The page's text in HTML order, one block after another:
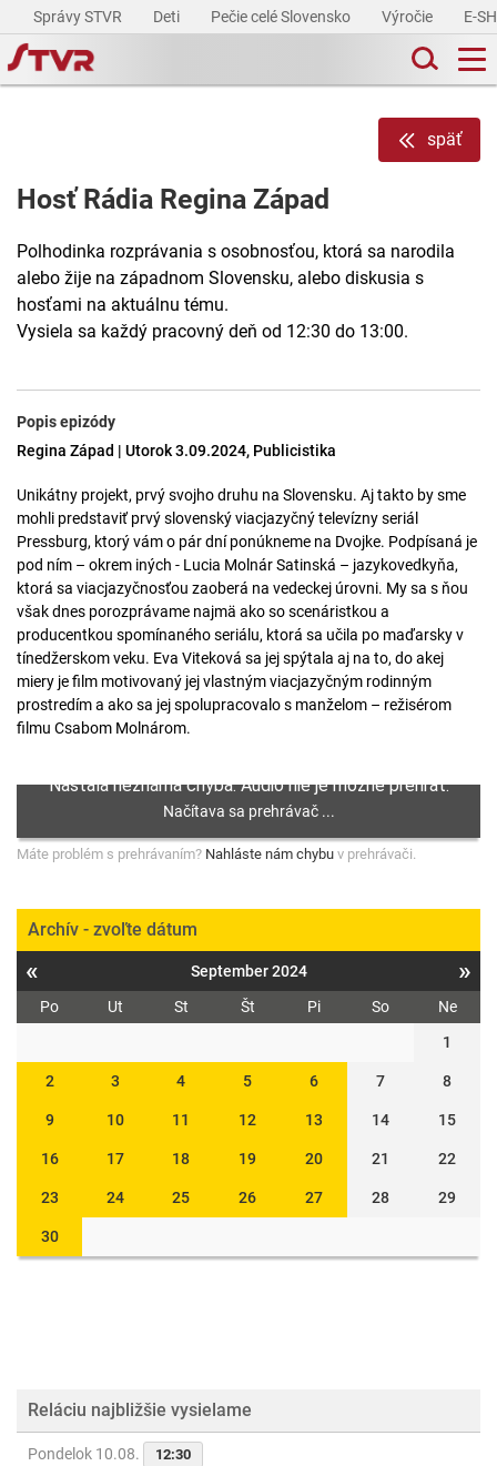
Správy STVR Deti Pečie celé Slovensko Výročie E-
späť
Hosť Rádia Regina Západ
Polhodinka rozprávania s osobnosťou, ktorá sa narodila
alebo žije na západnom Slovensku, alebo diskusia s
hosťami na aktuálnu tému.
Vysiela sa každý pracovný deň od 12:30 do 13:00.
Popis epizódy
Regina Západ | Utorok 3.09.2024, Publicistika
Unikátny projekt, prvý svojho druhu na Slovensku. Aj takto by sme
mohli predstaviť prvý slovenský viacjazyčný televízny seriál
Pressburg, ktorý vám o pár dní ponúkneme na Dvojke. Podpísaná je
pod ním – okrem iných - Lucia Molnár Satinská – jazykovedkyňa,
ktorá sa viacjazyčnosťou zaoberá na vedeckej úrovni. My sa s ňou
však dnes porozprávame najmä ako so scenáristkou a
producentkou spomínaného seriálu, ktorá sa učila po maďarsky v
tínedžerskom veku. Eva Viteková sa jej spýtala aj na to, do akej
miery je film motivovaný jej vlastným viacjazyčným rodinným
prostredím a ako sa jej spolupracovalo s manželom – režisérom
filmu Csabom Molnárom.
Máte problém s prehrávaním? Nahláste nám chybu v prehrávači.
Archív - zvoľte dátum
« September 2024 »
Po Ut St Št Pi So
Ne
1
2 3 4 5 6 7 8
9 10 11 12 13 14 15
16 17 18 19 20 21 22
23 24 25 26 27 28 29
30
Reláciu najbližšie vysielame
Pondelok 10.08. 12:30